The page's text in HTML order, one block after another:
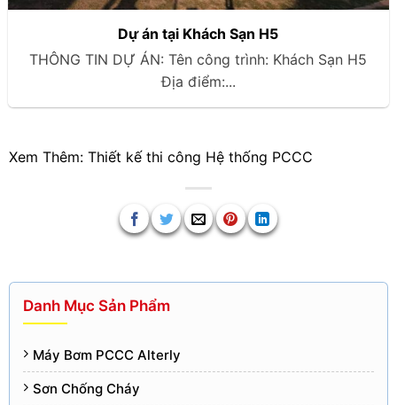
Danh Mục Sản Phẩm
Máy Bơm PCCC Alterly
Sơn Chống Cháy
Dự án tại Khách Sạn H5
THÔNG TIN DỰ ÁN: Tên công trình: Khách Sạn H5
Địa điểm:...
Xem Thêm: Thiết kế thi công Hệ thống PCCC